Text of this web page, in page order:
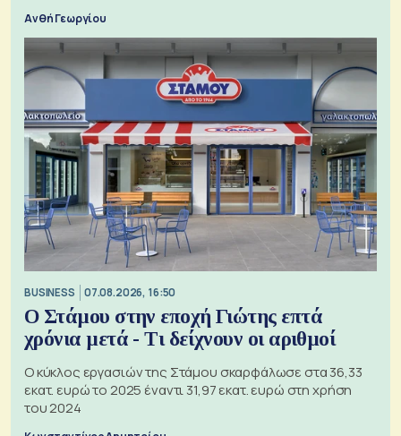
Ανθή Γεωργίου
BUSINESS 07.08.2026, 16:50
Ο Στάμου στην εποχή Γιώτης επτά
χρόνια μετά - Τι δείχνουν οι αριθμοί
Ο κύκλος εργασιών της Στάμου σκαρφάλωσε στα 36,33
εκατ. ευρώ το 2025 έναντι 31,97 εκατ. ευρώ στη χρήση
του 2024